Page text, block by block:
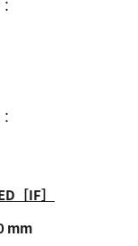
がとうございます。
での投稿ですかね？w
［IF］
mm